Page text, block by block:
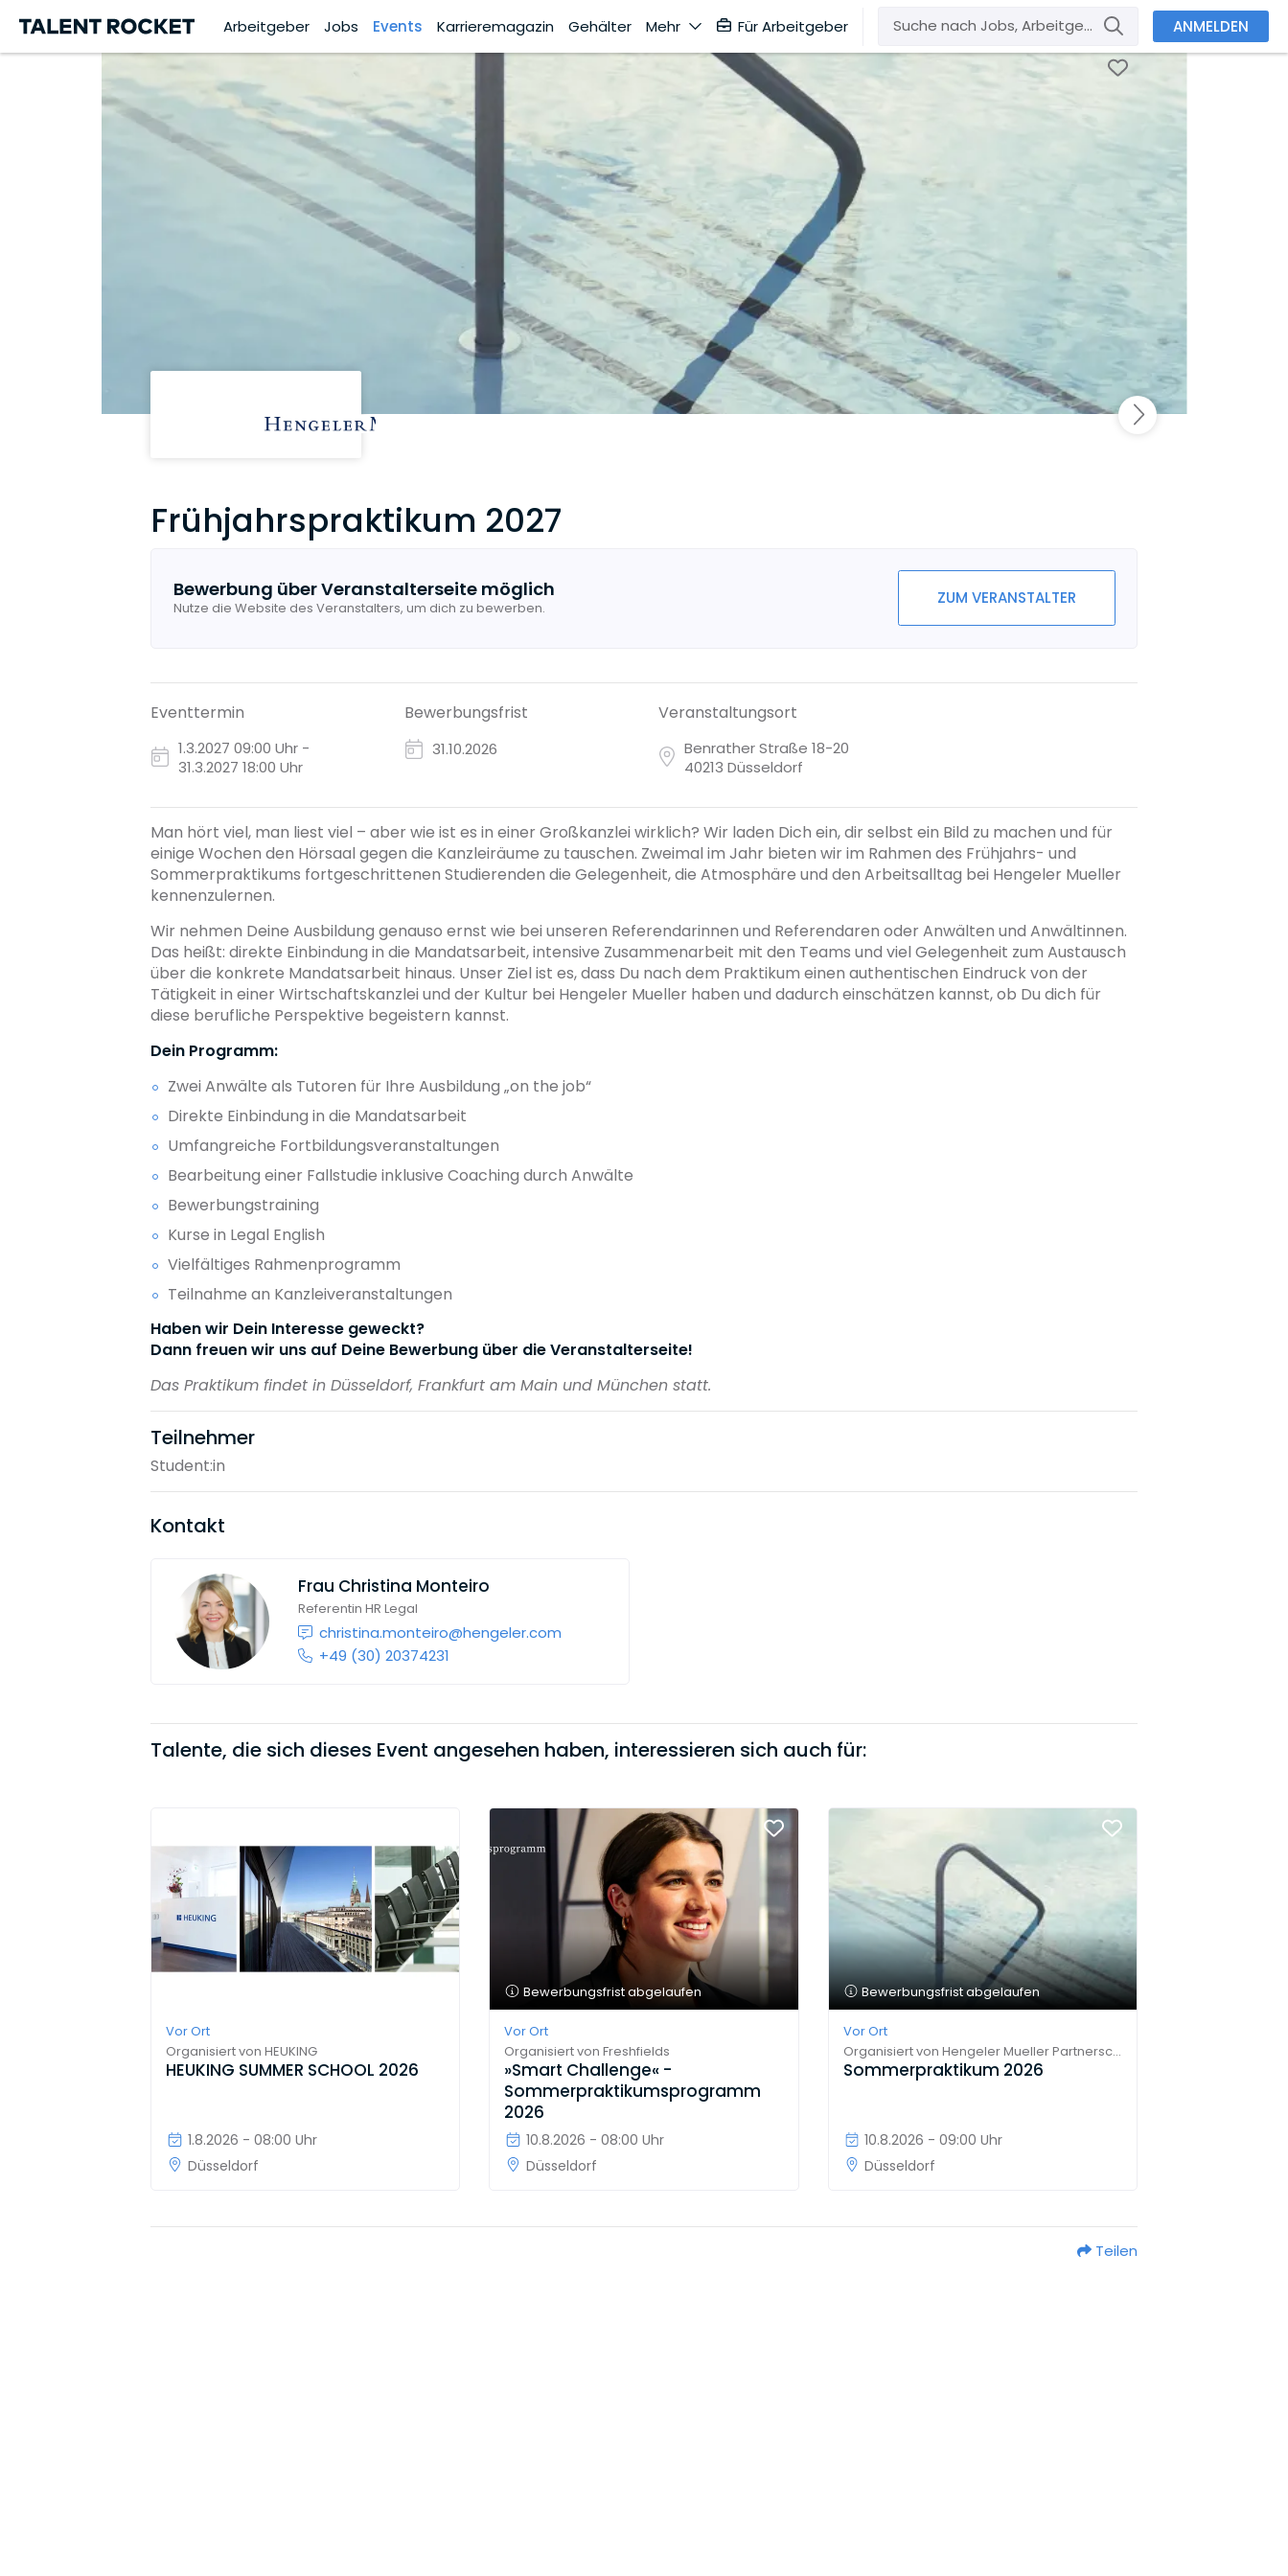
Arbeitgeber Jobs Events Karrieremagazin Gehälter Mehr Für Arbeitgeber ANMELDEN
Frühjahrspraktikum 2027
Bewerbung über Veranstalterseite möglich
Nutze die Website des Veranstalters, um dich zu bewerben. ZUM VERANSTALTER
Eventtermin
1.3.2027 09:00 Uhr -
31.3.2027 18:00 Uhr
Bewerbungsfrist
31.10.2026
Veranstaltungsort
Benrather Straße 18-20
40213 Düsseldorf
Man hört viel, man liest viel – aber wie ist es in einer Groß­kanzlei wirklich? Wir laden Dich ein, dir selbst ein Bild zu machen und für
einige Wochen den Hörsaal gegen die Kanzlei­räume zu tauschen. Zweimal im Jahr bieten wir im Rahmen des Frühjahrs- und
Sommerpraktikums fort­geschrittenen Studierenden die Gelegenheit, die Atmosphäre und den Arbeitsalltag bei Hengeler Mueller
kennenzulernen.
Wir nehmen Deine Ausbildung genauso ernst wie bei unseren Referendarinnen und Referendaren oder Anwälten und Anwältinnen.
Das heißt: direkte Einbindung in die Mandats­arbeit, intensive Zusammenarbeit mit den Teams und viel Gelegenheit zum Austausch
über die konkrete Mandatsarbeit hinaus. Unser Ziel ist es, dass Du nach dem Praktikum einen authentischen Eindruck von der
Tätigkeit in einer Wirt­schaftskanzlei und der Kultur bei Hengeler Mueller haben und dadurch einschätzen kannst, ob Du dich für
diese berufliche Perspektive begeistern kannst.
Dein Programm:
Zwei Anwälte als Tutoren für Ihre Ausbildung „on the job“
Direkte Einbindung in die Mandatsarbeit
Umfangreiche Fortbildungsveranstaltungen
Bearbeitung einer Fallstudie inklusive Coaching durch Anwälte
Bewerbungstraining
Kurse in Legal English
Vielfältiges Rahmenprogramm
Teilnahme an Kanzleiveranstaltungen
Haben wir Dein Interesse geweckt?
Dann freuen wir uns auf Deine Bewerbung über die Veranstalterseite!
Das Praktikum findet in Düsseldorf, Frankfurt am Main und München statt.
Teilnehmer
Student:in
Kontakt
Frau Christina Monteiro
Referentin HR Legal
christina.monteiro@hengeler.com
+49 (30) 20374231
Talente, die sich dieses Event angesehen haben, interessieren sich auch für:
Vor Ort
Organisiert von HEUKING
HEUKING SUMMER SCHOOL 2026
1.8.2026 - 08:00 Uhr
Düsseldorf
Bewerbungsfrist abgelaufen
Vor Ort
Organisiert von Freshfields
»Smart Challenge« -
Sommerpraktikumsprogramm
2026
10.8.2026 - 08:00 Uhr
Düsseldorf
Bewerbungsfrist abgelaufen
Vor Ort
Organisiert von Hengeler Mueller Partnerschaft von Rechtsanwälten mbB
Sommerpraktikum 2026
10.8.2026 - 09:00 Uhr
Düsseldorf
Teilen